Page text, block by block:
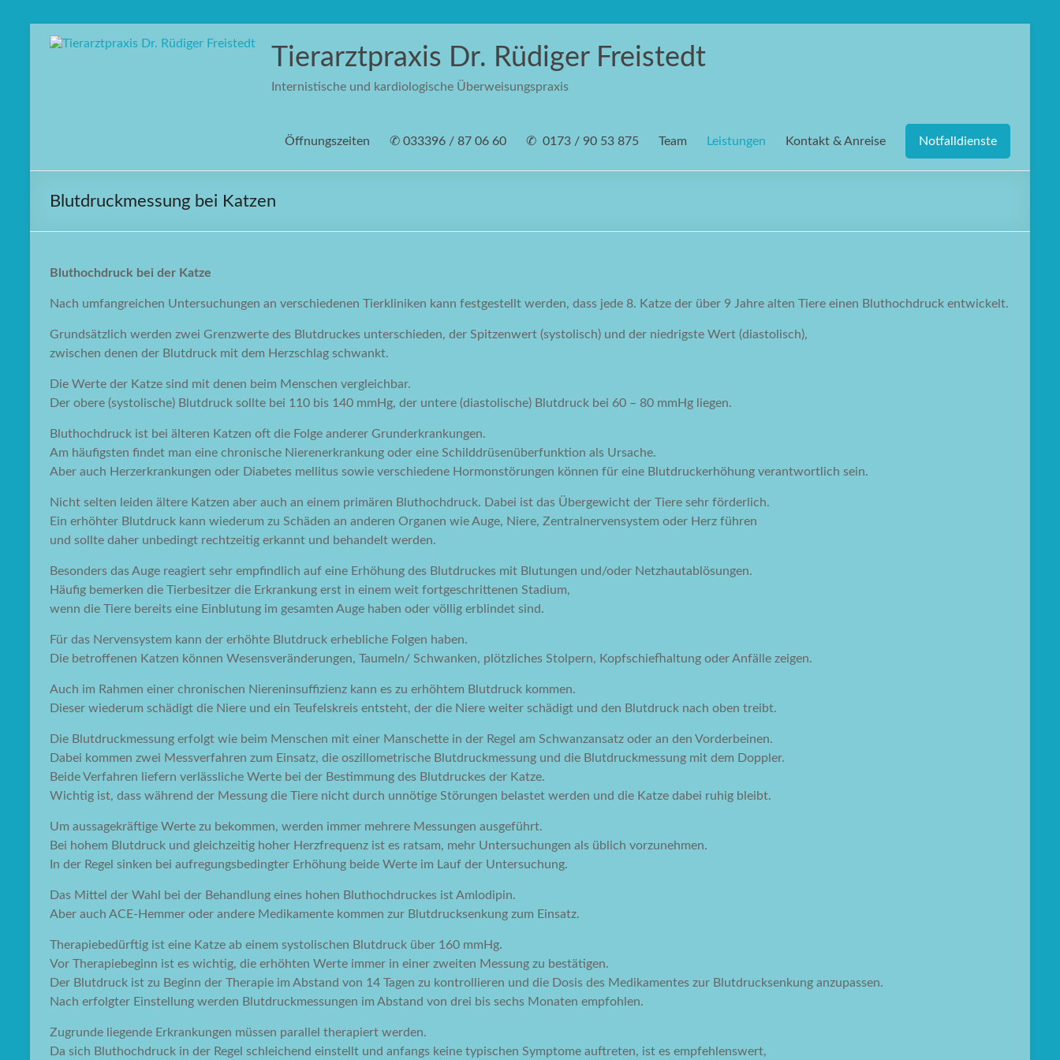
Inhalt
Tierarztpraxis Dr. Rüdiger Freistedt
Internistische und kardiologische Überweisungspraxis
Öffnungszeiten ✆ 033396 / 87 06 60 ✆ ‭ 0173 / 90 53 875‬ Team Leistungen Kontakt & Anreise Notfalldienste
Blutdruckmessung bei Katzen
Bluthochdruck bei der Katze
Nach umfangreichen Untersuchungen an verschiedenen Tierkliniken kann festgestellt werden, dass jede 8. Katze der über 9 Jahre alten Tiere einen Bluthochdruck entwickelt.
Grundsätzlich werden zwei Grenzwerte des Blutdruckes unterschieden, der Spitzenwert (systolisch) und der niedrigste Wert (diastolisch),
zwischen denen der Blutdruck mit dem Herzschlag schwankt.
Die Werte der Katze sind mit denen beim Menschen vergleichbar.
Der obere (systolische) Blutdruck sollte bei 110 bis 140 mmHg, der untere (diastolische) Blutdruck bei 60 – 80 mmHg liegen.
Bluthochdruck ist bei älteren Katzen oft die Folge anderer Grunderkrankungen.
Am häufigsten findet man eine chronische Nierenerkrankung oder eine Schilddrüsenüberfunktion als Ursache.
Aber auch Herzerkrankungen oder Diabetes mellitus sowie verschiedene Hormonstörungen können für eine Blutdruckerhöhung verantwortlich sein.
Nicht selten leiden ältere Katzen aber auch an einem primären Bluthochdruck. Dabei ist das Übergewicht der Tiere sehr förderlich.
Ein erhöhter Blutdruck kann wiederum zu Schäden an anderen Organen wie Auge, Niere, Zentralnervensystem oder Herz führen
und sollte daher unbedingt rechtzeitig erkannt und behandelt werden.
Besonders das Auge reagiert sehr empfindlich auf eine Erhöhung des Blutdruckes mit Blutungen und/oder Netzhautablösungen.
Häufig bemerken die Tierbesitzer die Erkrankung erst in einem weit fortgeschrittenen Stadium,
wenn die Tiere bereits eine Einblutung im gesamten Auge haben oder völlig erblindet sind.
Für das Nervensystem kann der erhöhte Blutdruck erhebliche Folgen haben.
Die betroffenen Katzen können Wesensveränderungen, Taumeln/ Schwanken, plötzliches Stolpern, Kopfschiefhaltung oder Anfälle zeigen.
Auch im Rahmen einer chronischen Niereninsuffizienz kann es zu erhöhtem Blutdruck kommen.
Dieser wiederum schädigt die Niere und ein Teufelskreis entsteht, der die Niere weiter schädigt und den Blutdruck nach oben treibt.
Die Blutdruckmessung erfolgt wie beim Menschen mit einer Manschette in der Regel am Schwanzansatz oder an den Vorderbeinen.
Dabei kommen zwei Messverfahren zum Einsatz, die oszillometrische Blutdruckmessung und die Blutdruckmessung mit dem Doppler.
Beide Verfahren liefern verlässliche Werte bei der Bestimmung des Blutdruckes der Katze.
Wichtig ist, dass während der Messung die Tiere nicht durch unnötige Störungen belastet werden und die Katze dabei ruhig bleibt.
Um aussagekräftige Werte zu bekommen, werden immer mehrere Messungen ausgeführt.
Bei hohem Blutdruck und gleichzeitig hoher Herzfrequenz ist es ratsam, mehr Untersuchungen als üblich vorzunehmen.
In der Regel sinken bei aufregungsbedingter Erhöhung beide Werte im Lauf der Untersuchung.
Das Mittel der Wahl bei der Behandlung eines hohen Bluthochdruckes ist Amlodipin.
Aber auch ACE-Hemmer oder andere Medikamente kommen zur Blutdrucksenkung zum Einsatz.
Therapiebedürftig ist eine Katze ab einem systolischen Blutdruck über 160 mmHg.
Vor Therapiebeginn ist es wichtig, die erhöhten Werte immer in einer zweiten Messung zu bestätigen.
Der Blutdruck ist zu Beginn der Therapie im Abstand von 14 Tagen zu kontrollieren und die Dosis des Medikamentes zur Blutdrucksenkung anzupassen.
Nach erfolgter Einstellung werden Blutdruckmessungen im Abstand von drei bis sechs Monaten empfohlen.
Zugrunde liegende Erkrankungen müssen parallel therapiert werden.
Da sich Bluthochdruck in der Regel schleichend einstellt und anfangs keine typischen Symptome auftreten, ist es empfehlenswert,